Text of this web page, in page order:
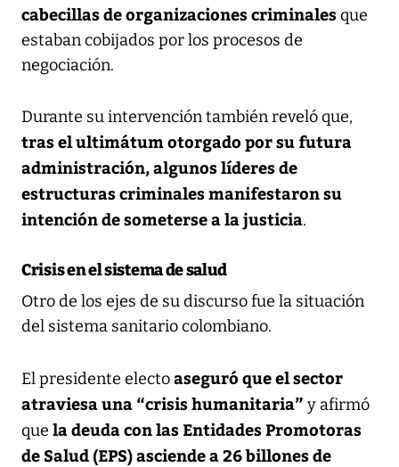
cabecillas de organizaciones criminalesque
estaban cobijados por los procesos de
negociación.
Durante su intervención también reveló que,
tras el ultimátum otorgado por su futura
administración, algunos líderes de
estructuras criminales manifestaron su
intención de someterse a la justicia.
Crisis en el sistema de salud
Otro de los ejes de su discurso fue la situación
del sistema sanitario colombiano.
El presidente electoaseguró que el sector
atraviesa una “crisis humanitaria” y afirmó
que la deuda con las Entidades Promotoras
de Salud (EPS) asciende a 26 billones de